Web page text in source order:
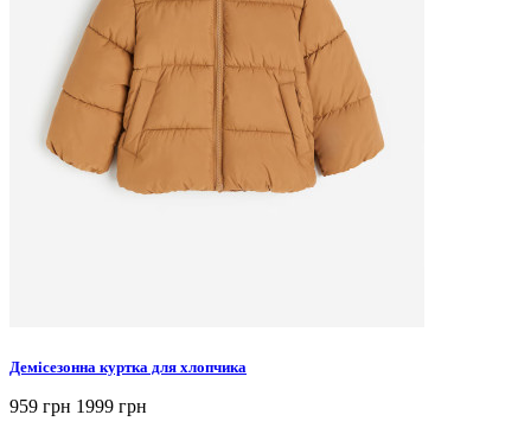
Демісезонна куртка для хлопчика
959 грн 1999 грн